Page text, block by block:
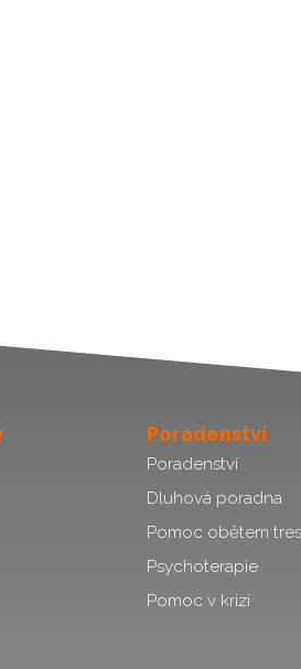
Poradenství
Poradenství
Dluhová poradna
Pomoc obětem
Psychoterapie
Pomoc v krizi